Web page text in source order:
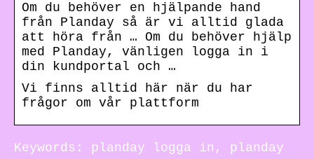
Om du behöver en hjälpande hand
från Planday så är vi alltid glada
att höra från … Om du behöver hjälp
med Planday, vänligen logga in i
din kundportal och …
Vi finns alltid här när du har
frågor om vår plattform
Keywords: planday logga in, planday